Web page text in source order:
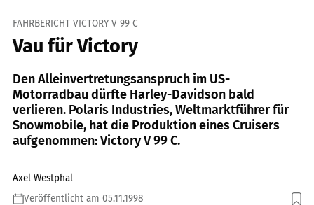
FAHRBERICHT VICTORY V 99 C
Vau für Victory
Den Alleinvertretungsanspruch im US-
Motorradbau dürfte Harley-Davidson bald
verlieren. Polaris Industries, Weltmarktführer für
Snowmobile, hat die Produktion eines Cruisers
aufgenommen: Victory V 99 C.
Axel Westphal
Veröffentlicht am 05.11.1998